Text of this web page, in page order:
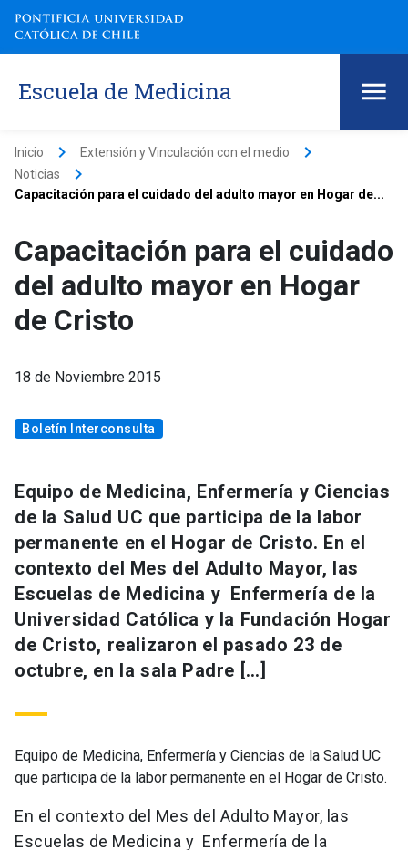
Escuela de Medicina
Inicio keyboard_arrow_right Extensión y Vinculación con el medio keyboard_arrow_right
Noticias keyboard_arrow_right
Capacitación para el cuidado del adulto mayor en Hogar de...
Capacitación para el cuidado
del adulto mayor en Hogar
de Cristo
18 de Noviembre 2015
Boletín Interconsulta
Equipo de Medicina, Enfermería y Ciencias
de la Salud UC que participa de la labor
permanente en el Hogar de Cristo. En el
contexto del Mes del Adulto Mayor, las
Escuelas de Medicina y Enfermería de la
Universidad Católica y la Fundación Hogar
de Cristo, realizaron el pasado 23 de
octubre, en la sala Padre […]
Equipo de Medicina, Enfermería y Ciencias de la Salud UC
que participa de la labor permanente en el Hogar de Cristo.
En el contexto del Mes del Adulto Mayor, las
Escuelas de Medicina y Enfermería de la